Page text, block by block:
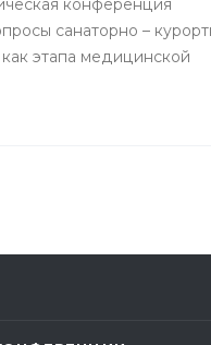
конференция
санаторно –
этапа медицинской
80 – летнему